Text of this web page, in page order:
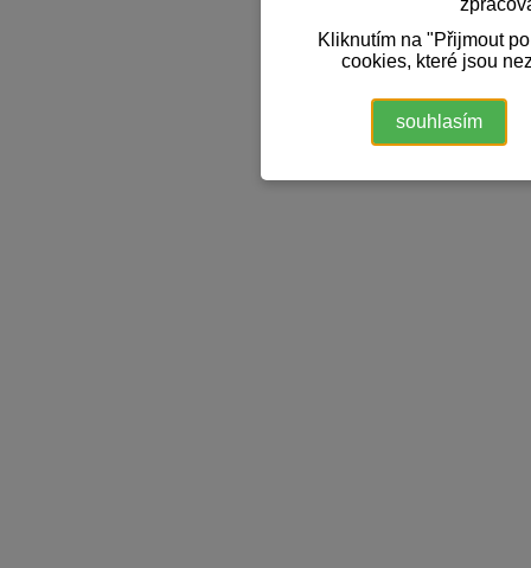
Kliknutím na "Přijmout
cookies, které jsou
souhlasím